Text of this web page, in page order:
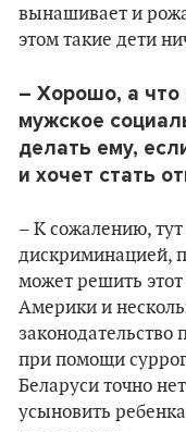
вынашивает и
этом такие дети
– Хорошо, а что
мужское
делать ему,
и хочет стать
– К сожалению,
дискриминацией,
может решить
Америки и
при помощи
Беларуси точно
усыновить